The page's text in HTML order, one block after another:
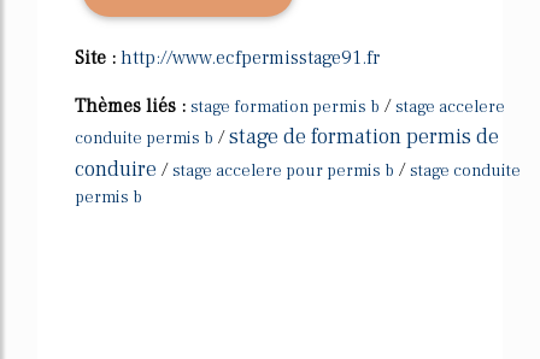
Site : http://www.ecfpermisstage91.fr
Thèmes liés : stage formation permis b /stage accelere
conduite permis b /stage de formation permis de
conduire /stage accelere pour permis b /stage conduite
permis b